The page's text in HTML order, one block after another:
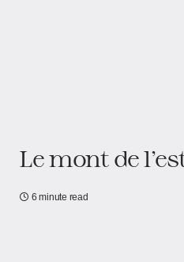
Le mont de
6 minute read